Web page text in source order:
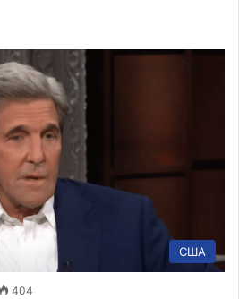
США
404